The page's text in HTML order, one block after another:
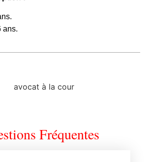
ans.
Fréquentes